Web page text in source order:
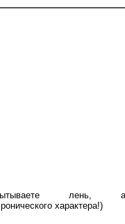
лень,
характера!)